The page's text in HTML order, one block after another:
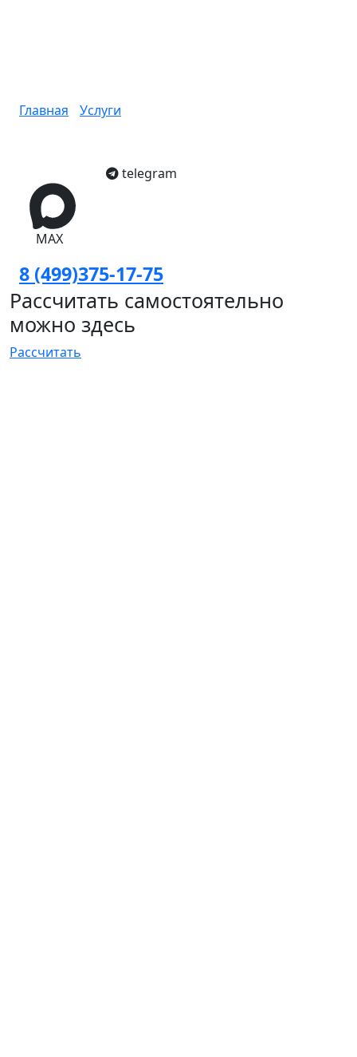
Главная Услуги
MAX
telegram
8 (499)375-17-75
Рассчитать самостоятельно
можно здесь
Рассчитать